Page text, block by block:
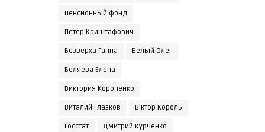
Пенсионный фонд
Петер Криштафович
Безверха Ганна Белый Олег
Беляева Елена
Виктория Коропенко
Виталий Глазков Віктор Король
Госстат Дмитрий Курченко